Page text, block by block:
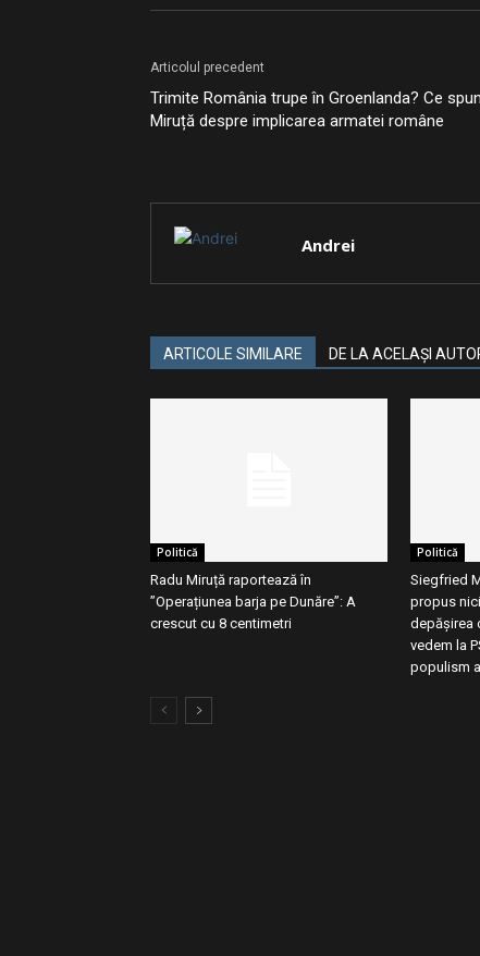
Articolul precedent
Trimite România trupe în Groenlanda? Ce
Miruță despre implicarea armatei române
Andrei
ARTICOLE SIMILARE DE LA ACELAȘI
Politică
Radu Miruță raportează în
”Operațiunea barja pe Dunăre”: A
crescut cu 8 centimetri
Politică
Siegfried
propus
depăşirea
vedem la
populism